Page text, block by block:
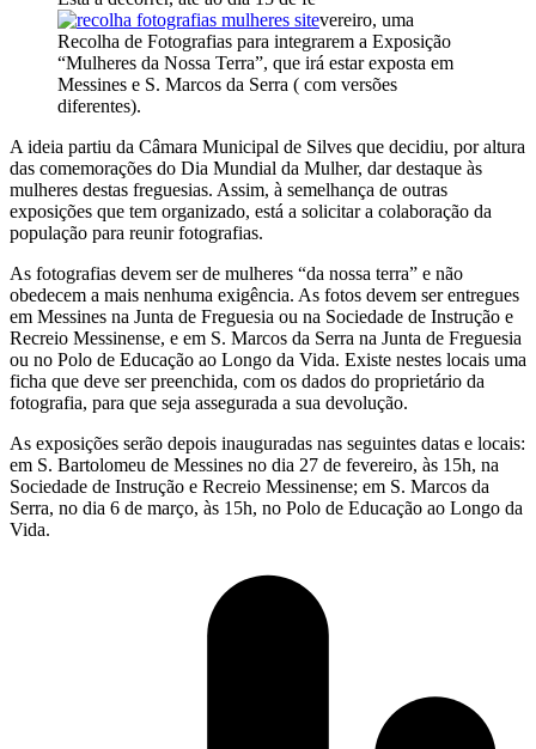
vereiro, uma
Recolha de Fotografias para integrarem a Exposição
“Mulheres da Nossa Terra”, que irá estar exposta em
Messines e S. Marcos da Serra ( com versões
diferentes).
A ideia partiu da Câmara Municipal de Silves que decidiu, por altura
das comemorações do Dia Mundial da Mulher, dar destaque às
mulheres destas freguesias. Assim, à semelhança de outras
exposições que tem organizado, está a solicitar a colaboração da
população para reunir fotografias.
As fotografias devem ser de mulheres “da nossa terra” e não
obedecem a mais nenhuma exigência. As fotos devem ser entregues
em Messines na Junta de Freguesia ou na Sociedade de Instrução e
Recreio Messinense, e em S. Marcos da Serra na Junta de Freguesia
ou no Polo de Educação ao Longo da Vida. Existe nestes locais uma
ficha que deve ser preenchida, com os dados do proprietário da
fotografia, para que seja assegurada a sua devolução.
As exposições serão depois inauguradas nas seguintes datas e locais:
em S. Bartolomeu de Messines no dia 27 de fevereiro, às 15h, na
Sociedade de Instrução e Recreio Messinense; em S. Marcos da
Serra, no dia 6 de março, às 15h, no Polo de Educação ao Longo da
Vida.